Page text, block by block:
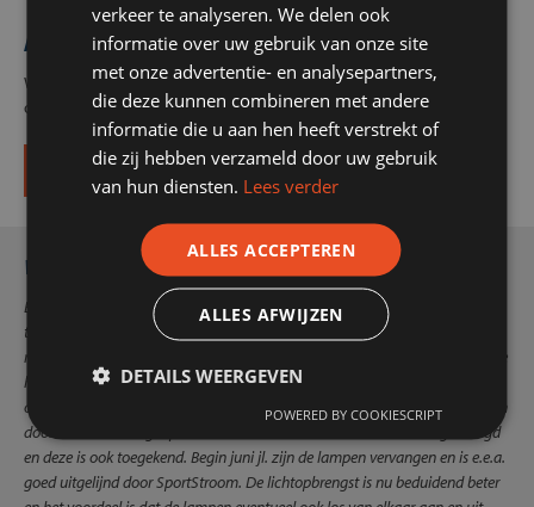
Meer weten over gedragsverandering
We helpen ook uw vereniging graag. Neem gerust contact met ons
op!
Contact opnemen
Wat deelnemers over ons zeggen
Eind 2017 ontstond het idee om de conventionele verlichting op het
trainingsveld te vervangen door LED sportveldverlichting. We zijn al bekend
met SportStroom omdat we al een aantal jaar via hen stroom afnemen. We
hebben contact opgenomen met SportStroom voor een offerte LED. De
offerte was zodanig dat we hebben besloten om de verlichting te vervangen
door LED verlichting. SportStroom heeft voor ons de subsidie aangevraagd
en deze is ook toegekend. Begin juni jl. zijn de lampen vervangen en is e.e.a.
goed uitgelijnd door SportStroom. De lichtopbrengst is nu beduidend beter
verkeer te analyseren. We delen ook
informatie over uw gebruik van onze site
met onze advertentie- en analysepartners,
die deze kunnen combineren met andere
informatie die u aan hen heeft verstrekt of
die zij hebben verzameld door uw gebruik
van hun diensten. Lees verder
ALLES ACCEPTEREN
ALLES AFWIJZEN
DETAILS WEERGEVEN
POWERED BY COOKIESCRIPT